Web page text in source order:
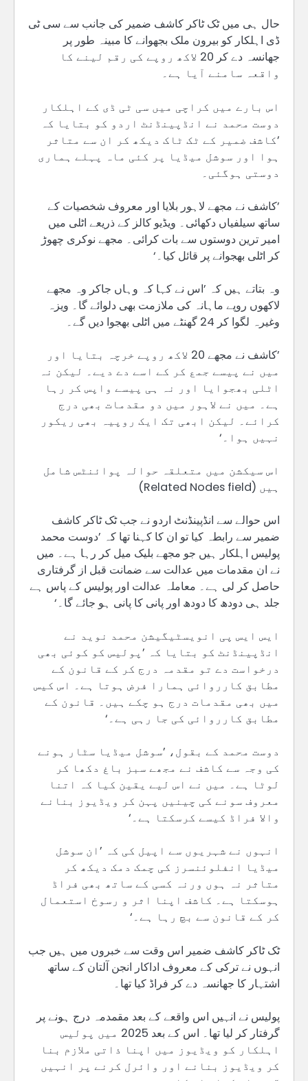
حال ہی میں ٹک ٹاکر کاشف ضمیر کی جانب سے سی ٹی
ڈی اہلکار کو بیرون ملک بجھوانے کا مبینہ طور پر
جھانسہ دے کر 20 لاکھ روپے کی رقم لینے کا
واقعہ سامنے آیا ہے۔
اس بارے میں کراچی میں سی ٹی ڈی کے اہلکار
دوست محمد نے انڈپینڈنٹ اردو کو بتایا کہ
’کاشف ضمیر کے ٹک ٹاک دیکھ کر ان سے متاثر
ہوا اور سوشل میڈیا پر کئی ماہ پہلے ہماری
دوستی ہوگئی۔
’کاشف نے مجھے لاہور بلایا اور معروف شخصیات کے
ساتھ سیلفیاں دکھائی۔ ویڈیو کالز کے ذریعے اٹلی میں
امیر ترین دوستوں سے بات کرائی۔ مجھے نوکری چھوڑ
کر اٹلی بھجوانے پر قائل کیا۔‘
وہ بتاتے ہیں کہ ’اس نے کہا کہ وہاں جاکر وہ مجھے
لاکھوں روپے ماہانہ کی ملازمت بھی دلوائے گا۔ ویزہ
وغیرہ لگوا کر 24 گھنٹے میں اٹلی بھجوا دیں گے۔
’کاشف نے مجھے 20 لاکھ روپے خرچہ بتایا اور
میں نے پیسے جمع کر کے اسے دے دیے۔ لیکن نہ
اٹلی بھجوایا اور نہ ہی پیسے واپس کر رہا
ہے۔ میں نے لاہور میں دو مقدمات بھی درج
کرائے۔ لیکن ابھی تک ایک روپیہ بھی ریکور
نہیں ہوا۔‘
اس سیکشن میں متعلقہ حوالہ پوائنٹس شامل
ہیں (Related Nodes field)
اس حوالے سے انڈپینڈنٹ اردو نے جب ٹک ٹاکر کاشف
ضمیر سے رابطہ کیا تو ان کا کہنا تھا کہ ’دوست محمد
پولیس اہلکار ہیں جو مجھے بلیک میل کر رہا ہے۔ میں
نے ان مقدمات میں عدالت سے ضمانت قبل از گرفتاری
حاصل کر لی ہے۔ معاملہ عدالت اور پولیس کے پاس ہے
جلد ہی دودھ کا دودھ اور پانی کا پانی ہو جائے گا۔‘
ایس ایس پی انویسٹیگیشن محمد نوید نے
انڈپینڈنٹ کو بتایا کہ ’پولیس کو کوئی بھی
درخواست دے تو مقدمہ درج کر کے قانون کے
مطابق کارروائی ہمارا فرض ہوتا ہے۔ اس کیس
میں بھی مقدمات درج ہو چکے ہیں۔ قانون کے
مطابق کارروائی کی جا رہی ہے۔‘
دوست محمد کے بقول، ’سوشل میڈیا سٹار ہونے
کی وجہ سے کاشف نے مجھے سبز باغ دکھا کر
لوٹا ہے۔ میں نے اس لیے یقین کیا کہ اتنا
معروف سونے کی چینیں پہن کر ویڈیوز بنانے
والا فراڈ کیسے کرسکتا ہے۔‘
انہوں نے شہریوں سے اپیل کی کہ ’ان سوشل
میڈیا انفلوئنسرز کی چمک دمک دیکھ کر
متاثر نہ ہوں ورنہ کسی کے ساتھ بھی فراڈ
ہوسکتا ہے۔ کاشف اپنا اثر و رسوخ استعمال
کر کے قانون سے بچ رہا ہے۔‘
ٹک ٹاکر کاشف ضمیر اس وقت سے خبروں میں ہیں جب
انہوں نے ترکی کے معروف اداکار انجن آلتان کے ساتھ
اشتہار کا جھانسہ دے کر فراڈ کیا تھا۔
پولیس نے انہیں اس واقعے کے بعد مقمدمہ درج ہونے پر
گرفتار کر لیا تھا۔ اس کے بعد 2025 میں پولیس
اہلکار کو ویڈیوز میں اپنا ذاتی ملازم بنا
کر ویڈیوز بنانے اور وائرل کرنے پر انہیں